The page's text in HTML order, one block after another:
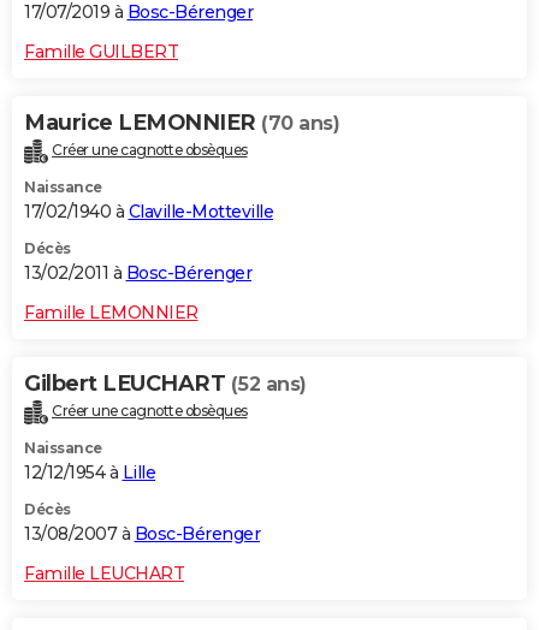
17/07/2019 à Bosc-Bérenger
Famille GUILBERT
Maurice LEMONNIER (70 ans)
Créer une cagnotte obsèques
Naissance
17/02/1940 à Claville-Motteville
Décès
13/02/2011 à Bosc-Bérenger
Famille LEMONNIER
Gilbert LEUCHART (52 ans)
Créer une cagnotte obsèques
Naissance
12/12/1954 à Lille
Décès
13/08/2007 à Bosc-Bérenger
Famille LEUCHART